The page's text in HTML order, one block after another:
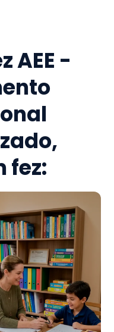
AEE -
,
fez: